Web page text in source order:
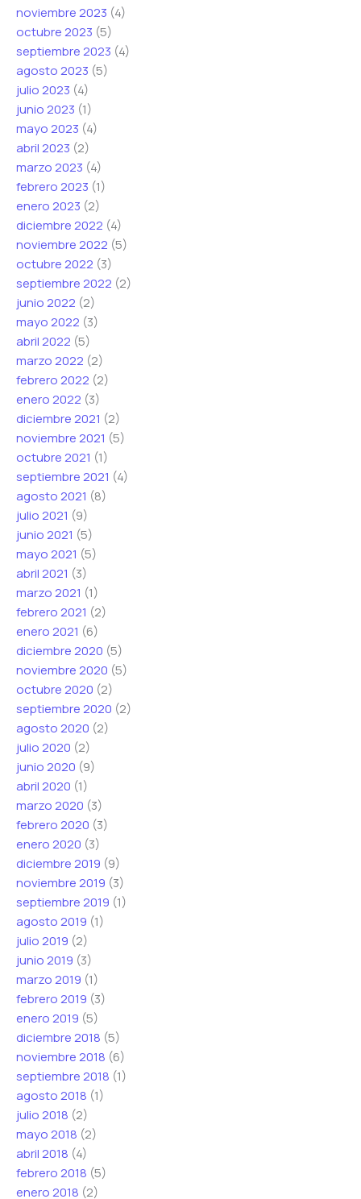
noviembre 2023 (4)
octubre 2023 (5)
septiembre 2023 (4)
agosto 2023 (5)
julio 2023 (4)
junio 2023 (1)
mayo 2023 (4)
abril 2023 (2)
marzo 2023 (4)
febrero 2023 (1)
enero 2023 (2)
diciembre 2022 (4)
noviembre 2022 (5)
octubre 2022 (3)
septiembre 2022 (2)
junio 2022 (2)
mayo 2022 (3)
abril 2022 (5)
marzo 2022 (2)
febrero 2022 (2)
enero 2022 (3)
diciembre 2021 (2)
noviembre 2021 (5)
octubre 2021 (1)
septiembre 2021 (4)
agosto 2021 (8)
julio 2021 (9)
junio 2021 (5)
mayo 2021 (5)
abril 2021 (3)
marzo 2021 (1)
febrero 2021 (2)
enero 2021 (6)
diciembre 2020 (5)
noviembre 2020 (5)
octubre 2020 (2)
septiembre 2020 (2)
agosto 2020 (2)
julio 2020 (2)
junio 2020 (9)
abril 2020 (1)
marzo 2020 (3)
febrero 2020 (3)
enero 2020 (3)
diciembre 2019 (9)
noviembre 2019 (3)
septiembre 2019 (1)
agosto 2019 (1)
julio 2019 (2)
junio 2019 (3)
marzo 2019 (1)
febrero 2019 (3)
enero 2019 (5)
diciembre 2018 (5)
noviembre 2018 (6)
septiembre 2018 (1)
agosto 2018 (1)
julio 2018 (2)
mayo 2018 (2)
abril 2018 (4)
febrero 2018 (5)
enero 2018 (2)